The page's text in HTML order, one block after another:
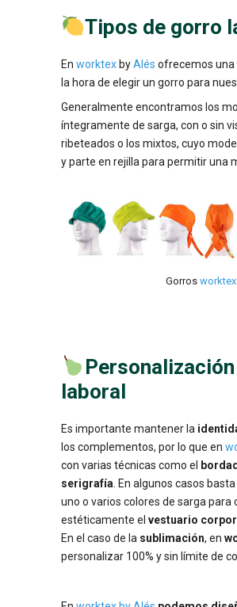
Tipos de gorro
En worktex byAlés ofrecemos una
la hora de elegir un gorro para
Generalmente encontramos los
íntegramente de sarga, con o sin
ribeteados o los mixtos, cuyo
y parte en rejilla para permitir una
Gorros
laboral
Es importante mantener la
los complementos, por lo que en
con varias técnicas como el
serigrafía . En algunos casos
uno o varios colores de sarga
estéticamente el vestuario
En el caso de la sublimación, en
personalizar 100% y sin límite de